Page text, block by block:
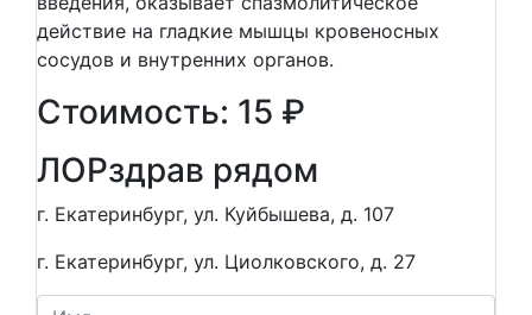
действие на гладкие мышцы кровеносных
сосудов и внутренних органов.
Стоимость: 15 ₽
ЛОРздрав рядом
г. Екатеринбург, ул. Куйбышева, д. 107
г. Екатеринбург, ул. Циолковского, д. 27